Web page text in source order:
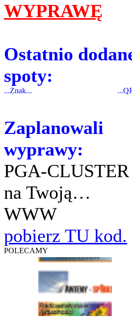
WYPRAWĘ
Ostatnio
spoty:
...Znak...
Zaplanowali
wyprawy:
PGA-CLUSTER
na Twoją…
WWW
pobierz TU kod.
POLECAMY